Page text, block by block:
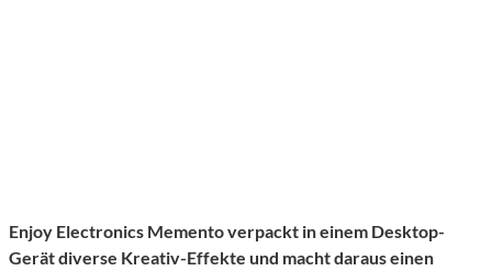
Enjoy Electronics Mementoverpackt in einem Desktop-
Gerätdiverse Kreativ-Effekte und macht daraus einen